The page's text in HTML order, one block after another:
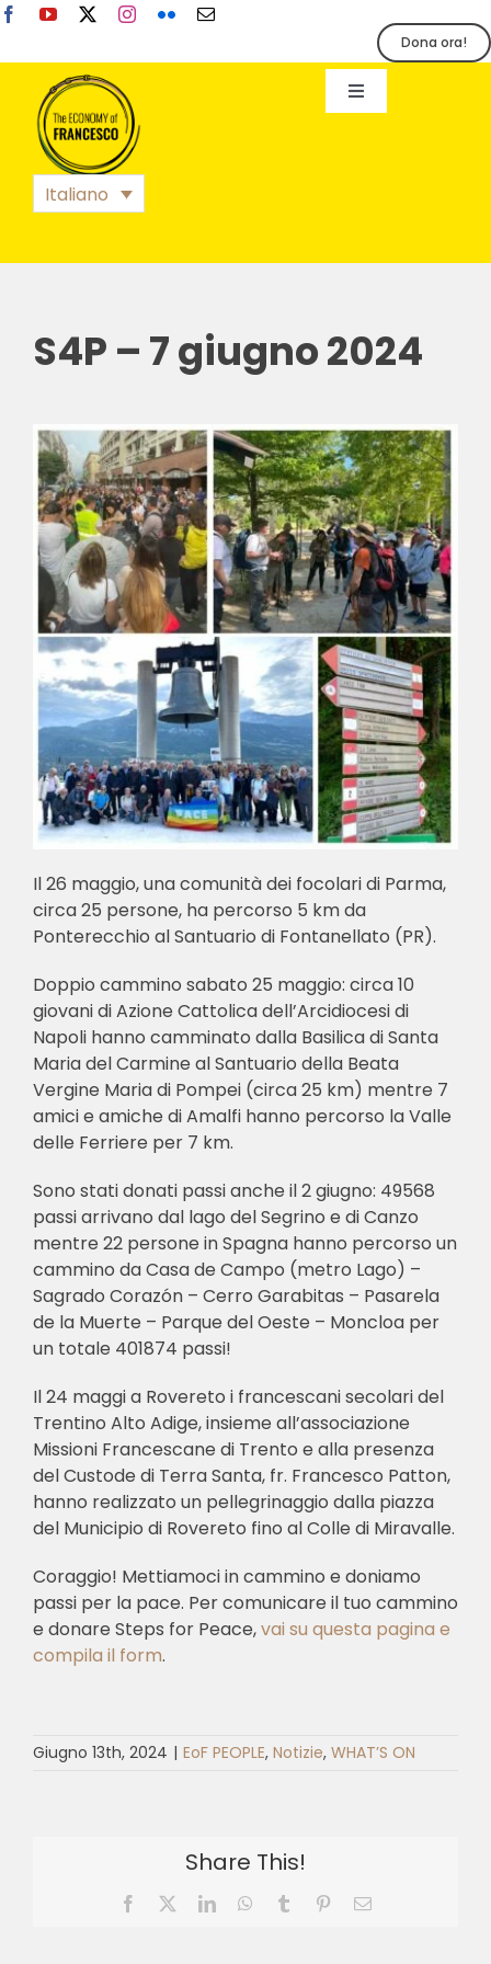
Salta
contenuto
Dona ora!
Toggle
EoF
BLOG
STAMPA
Italiano
S4P – 7 giugno 2024
Il 26 maggio, una comunità dei focolari di Parma,
circa 25 persone, ha percorso 5 km da
Ponterecchio al Santuario di Fontanellato (PR).
Doppio cammino sabato 25 maggio: circa 10
giovani di Azione Cattolica dell’Arcidiocesi di
Napoli hanno camminato dalla Basilica di Santa
Maria del Carmine al Santuario della Beata
Vergine Maria di Pompei (circa 25 km) mentre 7
amici e amiche di Amalfi hanno percorso la Valle
delle Ferriere per 7 km.
Sono stati donati passi anche il 2 giugno: 49568
passi arrivano dal lago del Segrino e di Canzo
mentre 22 persone in Spagna hanno percorso un
cammino da Casa de Campo (metro Lago) –
Sagrado Corazón – Cerro Garabitas – Pasarela
de la Muerte – Parque del Oeste – Moncloa per
un totale 401874 passi!
Il 24 maggi a Rovereto i francescani secolari del
Trentino Alto Adige, insieme all’associazione
Missioni Francescane di Trento e alla presenza
del Custode di Terra Santa, fr. Francesco Patton,
hanno realizzato un pellegrinaggio dalla piazza
del Municipio di Rovereto fino al Colle di Miravalle.
Coraggio! Mettiamoci in cammino e doniamo
passi per la pace. Per comunicare il tuo cammino
e donare Steps for Peace,vai su questa pagina e
compila il form.
Giugno 13th, 2024 | EoF PEOPLE, Notizie, WHAT’S ON
Share This!
Facebook LinkedInWhatsApp
Tumblr PinterestEmail